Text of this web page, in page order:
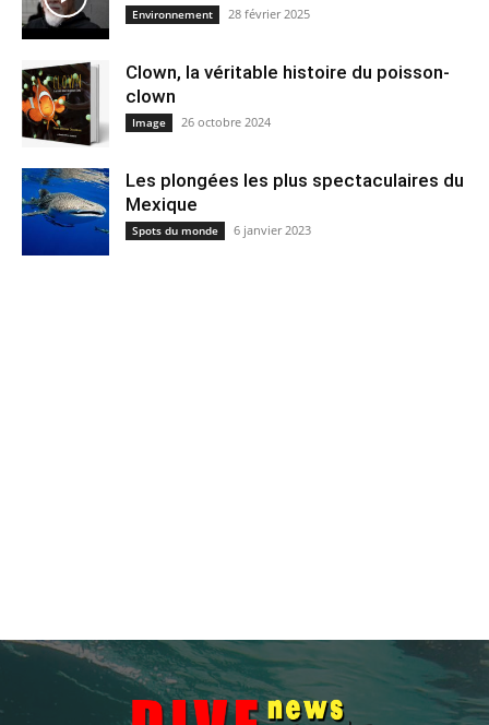
Environnement 28 février 2025
Clown, la véritable histoire du poisson-
clown
Image 26 octobre 2024
Les plongées les plus spectaculaires du
Mexique
Spots du monde 6 janvier 2023